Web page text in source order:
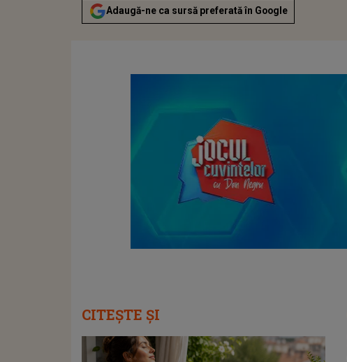
Adaugă-ne ca sursă preferată în Google
CITEȘTE ȘI